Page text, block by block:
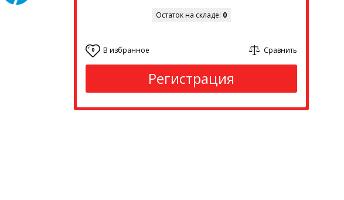
Остаток на складе: 0
0 В избранное Сравнить
Регистрация